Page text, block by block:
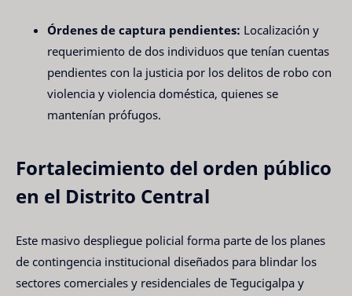
Órdenes de captura pendientes: Localización y
requerimiento de dos individuos que tenían cuentas
pendientes con la justicia por los delitos de robo con
violencia y violencia doméstica, quienes se
mantenían prófugos.
Fortalecimiento del orden público
en el Distrito Central
Este masivo despliegue policial forma parte de los planes
de contingencia institucional diseñados para blindar los
sectores comerciales y residenciales de Tegucigalpa y